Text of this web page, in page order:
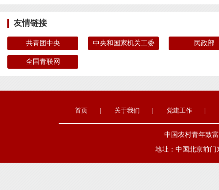
友情链接
共青团中央 中央和国家机关工委 民政部
全国青联网
首页 | 关于我们 | 党建工作 |
中国农村青年致
地址：中国北京前